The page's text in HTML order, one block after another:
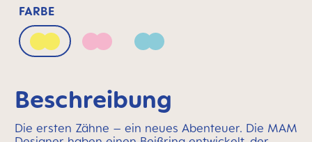
FARBE
Peach Quartz Rose
Sage
Beschreibung
Die ersten Zähne – ein neues Abenteuer. Die MAM